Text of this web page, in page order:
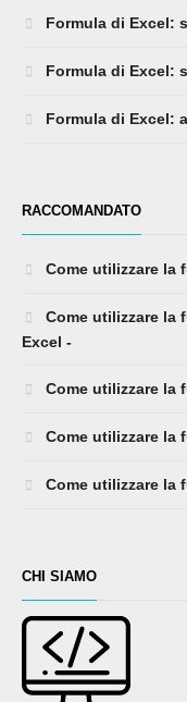
Formula di Excel:
Formula di Excel:
Formula di Excel:
RACCOMANDATO
Come utilizzare la
Come utilizzare la
Excel -
Come utilizzare la
Come utilizzare la
Come utilizzare la
CHI SIAMO